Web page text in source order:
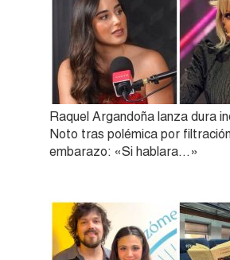
Raquel Argandoña lanza dura
Noto tras polémica por
embarazo: «Si hablara…»